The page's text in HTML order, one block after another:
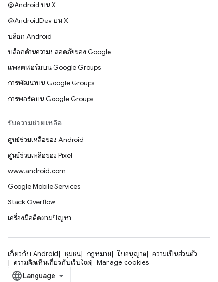
@Android บน X
@AndroidDev บน X
บล็อก Android
บล็อกด้านความปลอดภัยของ Google
แพลตฟอร์มบน Google Groups
การพัฒนาบน Google Groups
การพอร์ตบน Google Groups
รับความช่วยเหลือ
ศูนย์ช่วยเหลือของ Android
ศูนย์ช่วยเหลือของ Pixel
www.android.com
Google Mobile Services
Stack Overflow
เครื่องมือติดตามปัญหา
เกี่ยวกับ Android ชุมชน กฎหมาย ใบอนุญาต
ความเป็นส่วนตัว
ความคิดเห็นเกี่ยวกับเว็บไซต์
Manage cookies